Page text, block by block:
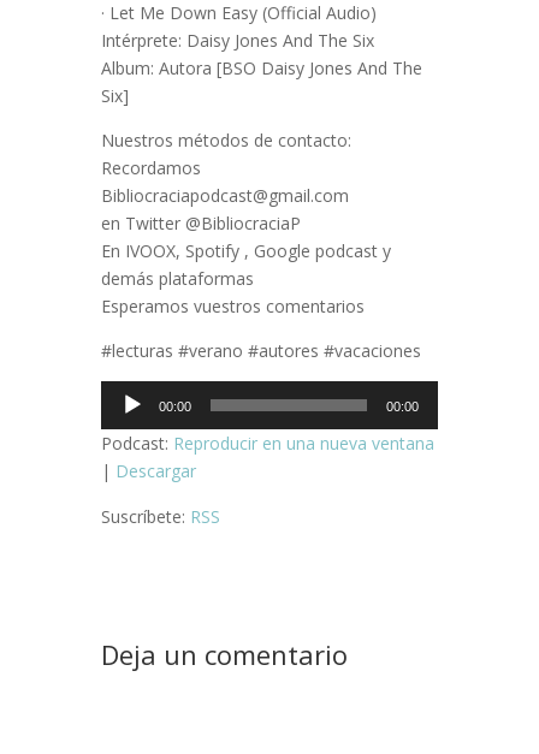
· Let Me Down Easy (Official Audio)
Intérprete: Daisy Jones And The Six
Album: Autora [BSO Daisy Jones And The
Six]
Nuestros métodos de contacto:
Recordamos
Bibliocraciapodcast@gmail.com
en Twitter @BibliocraciaP
En IVOOX, Spotify , Google podcast y
demás plataformas
Esperamos vuestros comentarios
#lecturas #verano #autores #vacaciones
Reproductor
audio
00:00 00:00
Podcast: Reproducir en una nueva ventana
| Descargar
Suscríbete: RSS
Deja un comentario